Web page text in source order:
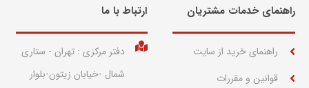
راهنمای خدمات مشتریان
راهنمای خرید از سایت
قوانین و مقررات
ارتباط با ما​
دفتر مرکزی : تهران - ستاری
شمال -خیابان زیتون-بلوار